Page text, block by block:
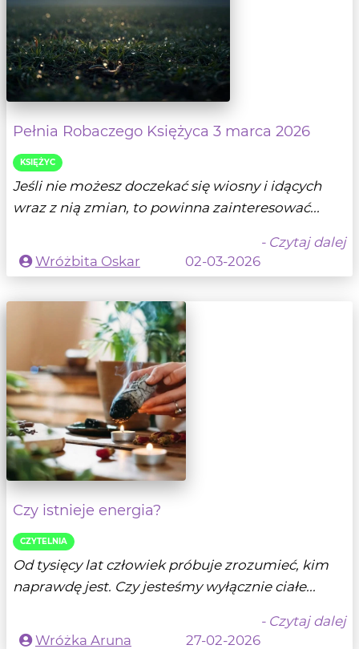
Pełnia Robaczego Księżyca 3 marca 2026
KSIĘŻYC
Jeśli nie możesz doczekać się wiosny i idących
wraz z nią zmian, to powinna zainteresować...
- Czytaj dalej
Wróżbita Oskar
02-03-2026
Czy istnieje energia?
CZYTELNIA
Od tysięcy lat człowiek próbuje zrozumieć, kim
naprawdę jest. Czy jesteśmy wyłącznie ciałe...
- Czytaj dalej
Wróżka Aruna
27-02-2026